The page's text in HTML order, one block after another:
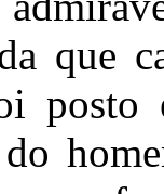
que
posto